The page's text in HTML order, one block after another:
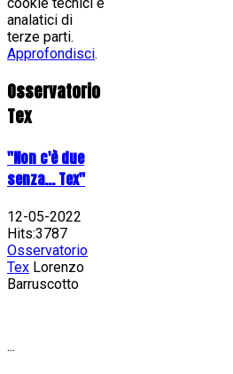
analatici di
terze parti.
Approfondisci.
Osservatorio
Tex
"Non c'è due
senza... Tex"
12-05-2022
Hits:3787
Osservatorio
Tex Lorenzo
Barruscotto
...